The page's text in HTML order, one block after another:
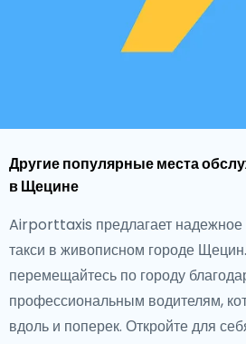
Другие популярные места
в Щецине
Airporttaxis предлагает
такси в живописном городе
перемещайтесь по городу
профессиональным водителям,
вдоль и поперек. Откройте для